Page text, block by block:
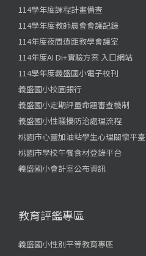
114學年度課程計畫備查
114學年度教師晨會會議記錄
114年度夜間遠距教學會議室
114年度AI Di+實驗方案 入口網站
114學年度義盛國小電子校刊
義盛國小校園銀行
義盛國小定期評量命題審查機制
義盛國小性騷擾防治處理流程
桃園市心靈加油站學生心理關懷平臺
桃園市學校午餐食材登錄平台
義盛國小會計室公布資訊
教育評鑑專區
義盛國小性別平等教育專區